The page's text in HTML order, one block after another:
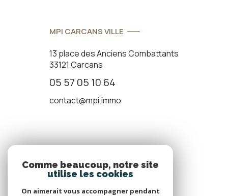
MPI CARCANS VILLE
13 place des Anciens Combattants
33121 Carcans
05 57 05 10 64
contact@mpi.immo
ADHÉRENTS
Nous adhérons
Comme beaucoup, notre site
utilise les cookies
On aimerait vous accompagner pendant